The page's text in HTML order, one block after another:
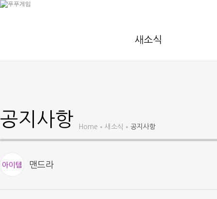
새소식
공지사항 Home 새소식 공지사항
아이템 맨드라